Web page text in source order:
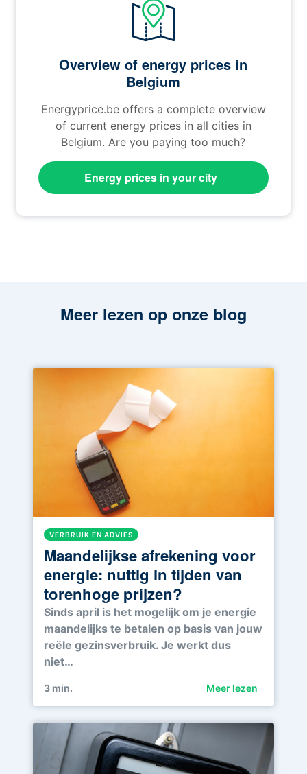
Overview of energy prices in
Belgium
Energyprice.be offers a complete overview
of current energy prices in all cities in
Belgium. Are you paying too much?
Energy prices in your city
Meer lezen op onze blog
VERBRUIK EN ADVIES
Maandelijkse afrekening voor
energie: nuttig in tijden van
torenhoge prijzen?
Sinds april is het mogelijk om je energie
maandelijks te betalen op basis van jouw
reële gezinsverbruik. Je werkt dus
niet…
3 min. Meer lezen